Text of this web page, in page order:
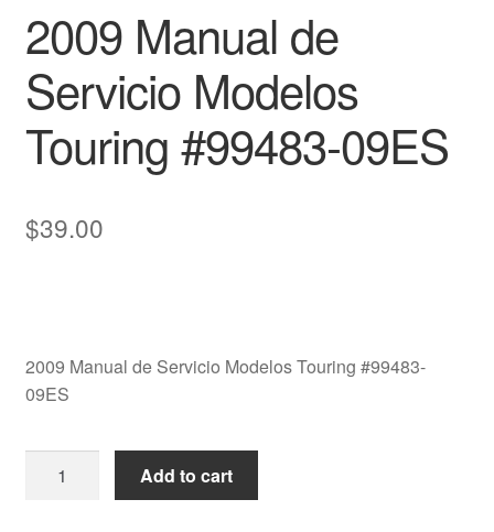
2009 Manual de
Servicio Modelos
Touring #99483-09ES
$39.00
2009 Manual de Servicio Modelos Touring #99483-
09ES
2009
Add to cart